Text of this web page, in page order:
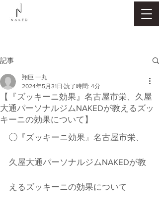
記事
【『ズッキーニ効果』名古屋市栄、久屋
大通パーソナルジムNAKEDが教えるズッ
キーニの効果について】
翔巨 一丸
2024年5月31日 読了時間: 4分
◯『ズッキーニ効果』名古屋市栄、
久屋大通パーソナルジムNAKEDが教
えるズッキーニの効果について